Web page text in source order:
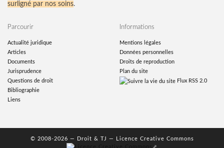
surligné par nos soins.
Parcourir
Actualité juridique
Articles
Documents
Jurisprudence
Questions de droit
Bibliographie
Liens
Informations
Mentions légales
Données personnelles
Droits de reproduction
Plan du site
Flux RSS 2.0
© 2008-2026 — Droit & TJ — Licence Creative Commons